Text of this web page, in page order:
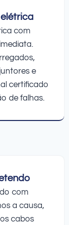
com
e
certificado
de falhas.
com
a causa,
cabos